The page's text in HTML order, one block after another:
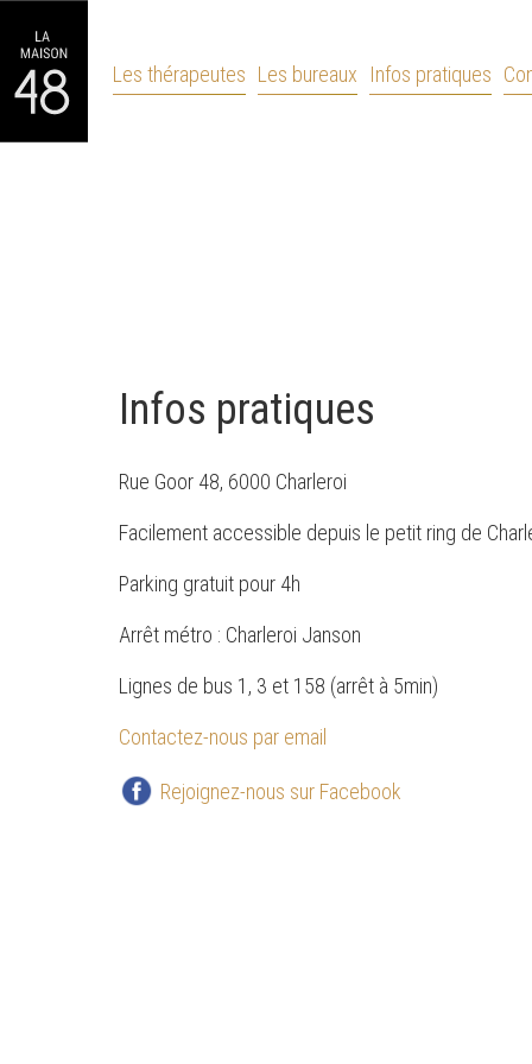
Les thérapeutes Les bureaux Infos pratiques
Infos pratiques
Rue Goor 48, 6000 Charleroi
Facilement accessible depuis le petit ring de
Parking gratuit pour 4h
Arrêt métro : Charleroi Janson
Lignes de bus 1, 3 et 158 (arrêt à 5min)
Contactez-nous par email
Rejoignez-nous sur Facebook